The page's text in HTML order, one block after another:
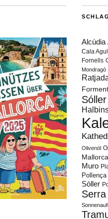
Alcúdia
Cala
Fornells
Mondragó
Sóller
Olivenöl
Mallorca
Muro
Pollença
Sóller